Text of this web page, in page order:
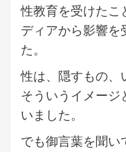
性教育を受けたこ
ディアから影響を
た。
性は、隠すもの、
そういうイメージ
いました。
でも御言葉を聞い